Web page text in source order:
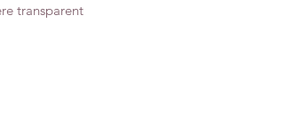
transparent